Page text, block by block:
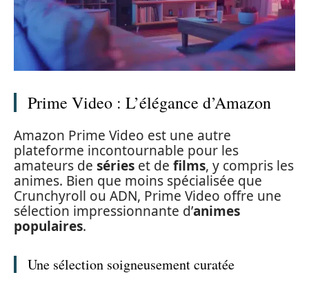
Prime Video : L’élégance d’Amazon
Amazon Prime Video est une autre
plateforme incontournable pour les
amateurs de séries et de films, y compris les
animes. Bien que moins spécialisée que
Crunchyroll ou ADN, Prime Video offre une
sélection impressionnante d’animes
populaires.
Une sélection soigneusement curatée